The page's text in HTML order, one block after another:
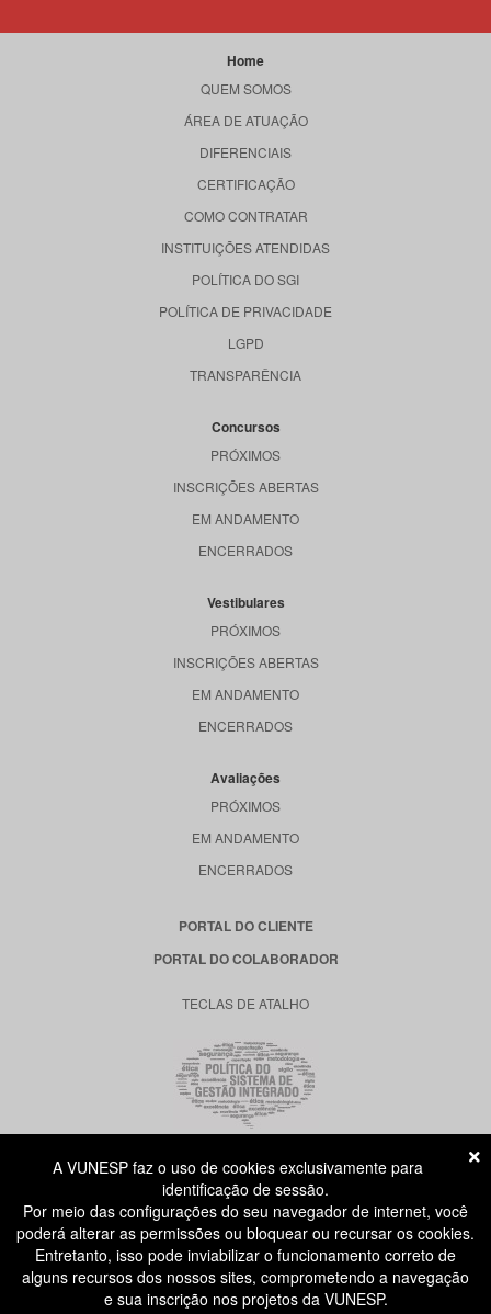
Home
QUEM SOMOS
ÁREA DE ATUAÇÃO
DIFERENCIAIS
CERTIFICAÇÃO
COMO CONTRATAR
INSTITUIÇÕES ATENDIDAS
POLÍTICA DO SGI
POLÍTICA DE PRIVACIDADE
LGPD
TRANSPARÊNCIA
Concursos
PRÓXIMOS
INSCRIÇÕES ABERTAS
EM ANDAMENTO
ENCERRADOS
Vestibulares
PRÓXIMOS
INSCRIÇÕES ABERTAS
EM ANDAMENTO
ENCERRADOS
Avaliações
PRÓXIMOS
EM ANDAMENTO
ENCERRADOS
PORTAL DO CLIENTE
PORTAL DO COLABORADOR
TECLAS DE ATALHO
RUA DONA GERMAINE BURCHARD, 515
ÁGUA BRANCA - SÃO PAULO SP
CEP: 05002-062
ATENDIMENTO AO CANDIDATO
A VUNESP faz o uso de cookies exclusivamente para
identificação de sessão.
Por meio das configurações do seu navegador de internet, você
poderá alterar as permissões ou bloquear ou recursar os cookies.
Entretanto, isso pode inviabilizar o funcionamento correto de
alguns recursos dos nossos sites, comprometendo a navegação
e sua inscrição nos projetos da VUNESP.